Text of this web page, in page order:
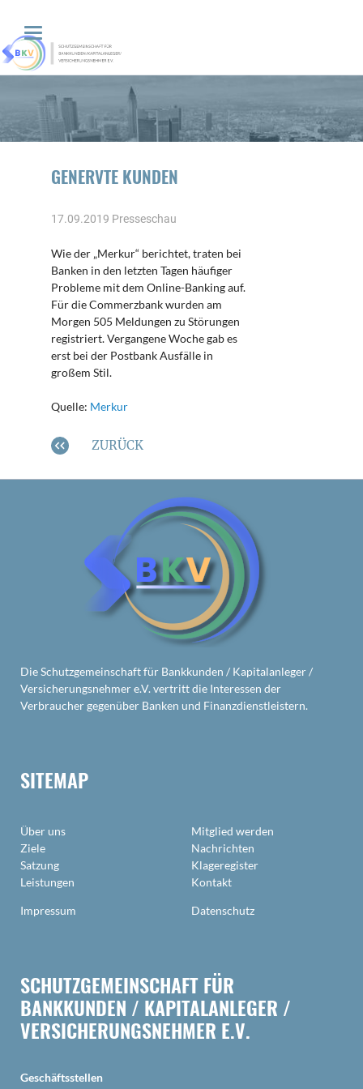
GENERVTE KUNDEN
17.09.2019 Presseschau
Wie der „Merkur“ berichtet, traten bei
Banken in den letzten Tagen häufiger
Probleme mit dem Online-Banking auf.
Für die Commerzbank wurden am
Morgen 505 Meldungen zu Störungen
registriert. Vergangene Woche gab es
erst bei der Postbank Ausfälle in
großem Stil.
Quelle: Merkur
ZURÜCK
Die Schutzgemeinschaft für Bankkunden / Kapitalanleger /
Versicherungsnehmer e.V. vertritt die Interessen der
Verbraucher gegenüber Banken und Finanzdienstleistern.
SITEMAP
Über uns
Ziele
Satzung
Leistungen
Impressum
Mitglied werden
Nachrichten
Klageregister
Kontakt
Datenschutz
SCHUTZGEMEINSCHAFT FÜR
BANKKUNDEN / KAPITALANLEGER /
VERSICHERUNGSNEHMER E.V.
Geschäftsstellen